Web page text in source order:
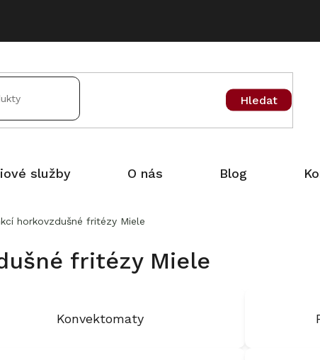
Hledat
služby O nás Blog
horkovzdušné fritézy Miele
fritézy Miele
Konvektomaty